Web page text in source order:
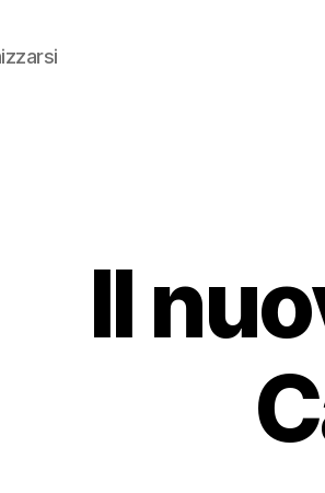
Il